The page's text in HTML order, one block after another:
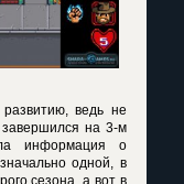
ведь не
на 3-м
информация о
одной, в
сезона, а вот в